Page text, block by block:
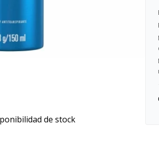
de stock